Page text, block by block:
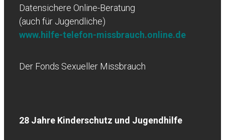
Datensichere Online-Beratung
(auch für Jugendliche)
www.hilfe-telefon-missbrauch.online.de
Der Fonds Sexueller Missbrauch
28 Jahre Kinderschutz und Jugendhilfe